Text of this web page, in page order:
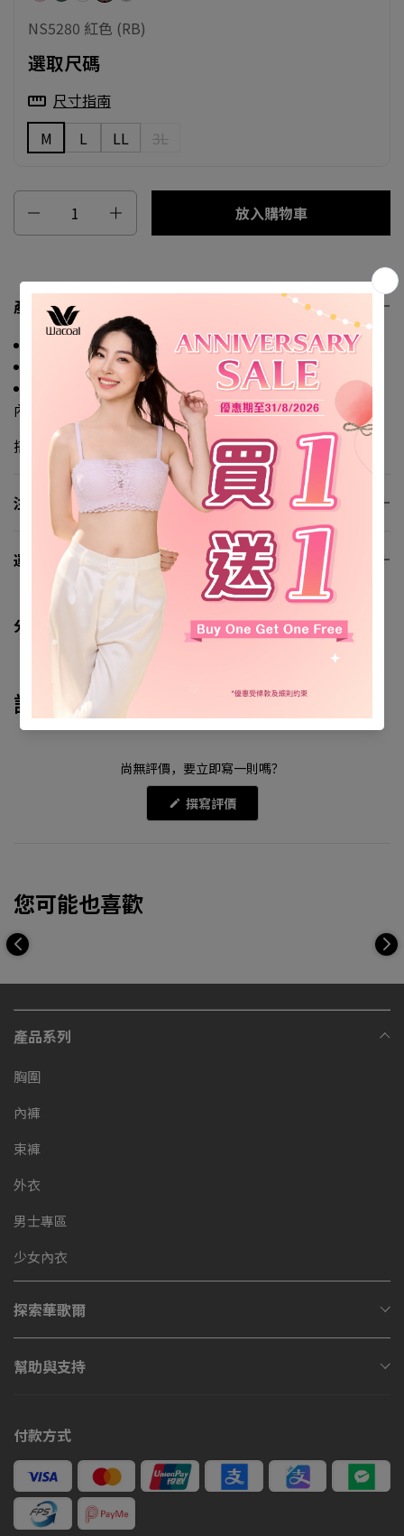
NS5280 紅色 (RB)
選取尺碼
尺寸指南
M
L LL 3L
放入購物車
產品資料
13CM 低腰款式
後片彈性纖維素材，易於清洗
後裾小條蕾絲穿著無痕
內褲: NS5280
搭配胸圍: NB5080
注意事項
運費資訊
分享
評論
尚無評價，要立即寫一則嗎？
撰寫評價(在
新
您可能也喜歡
產品系列
胸圍
內褲
束褲
外衣
男士專區
少女內衣
探索華歌爾
幫助與支持
付款方式